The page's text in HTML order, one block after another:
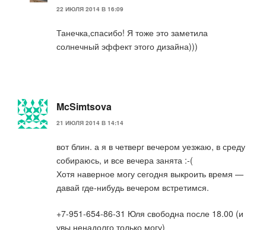
22 ИЮЛЯ 2014 В 16:09
Танечка,спасибо! Я тоже это заметила
солнечный эффект этого дизайна)))
McSimtsova
21 ИЮЛЯ 2014 В 14:14
вот блин. а я в четверг вечером уезжаю, в среду
собираюсь, и все вечера занята :-(
Хотя наверное могу сегодня выкроить время —
давай где-нибудь вечером встретимся.
+7-951-654-86-31 Юля свободна после 18.00 (и
увы ненадолго только могу)